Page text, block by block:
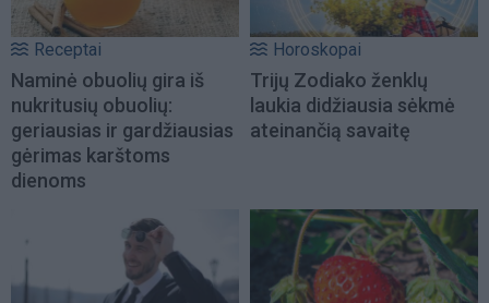
Receptai
Naminė obuolių gira iš
nukritusių obuolių:
geriausias ir gardžiausias
gėrimas karštoms
dienoms
Horoskopai
Trijų Zodiako ženklų
laukia didžiausia sėkmė
ateinančią savaitę